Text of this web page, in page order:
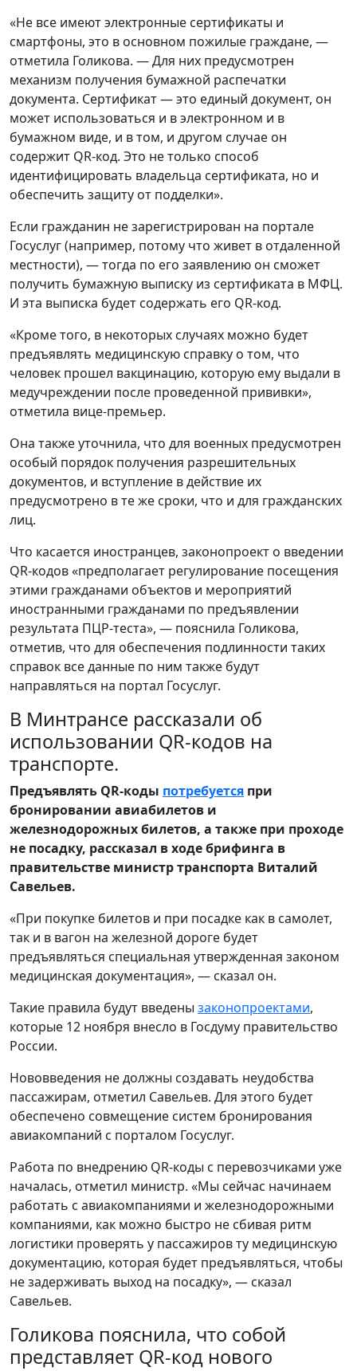
«Не все имеют электронные сертификаты и
смартфоны, это в основном пожилые граждане, —
отметила Голикова. — Для них предусмотрен
механизм получения бумажной распечатки
документа. Сертификат — это единый документ, он
может использоваться и в электронном и в
бумажном виде, и в том, и другом случае он
содержит QR-код. Это не только способ
идентифицировать владельца сертификата, но и
обеспечить защиту от подделки».
Если гражданин не зарегистрирован на портале
Госуслуг (например, потому что живет в отдаленной
местности), — тогда по его заявлению он сможет
получить бумажную выписку из сертификата в МФЦ.
И эта выписка будет содержать его QR-код.
«Кроме того, в некоторых случаях можно будет
предъявлять медицинскую справку о том, что
человек прошел вакцинацию, которую ему выдали в
медучреждении после проведенной прививки»,
отметила вице-премьер.
Она также уточнила, что для военных предусмотрен
особый порядок получения разрешительных
документов, и вступление в действие их
предусмотрено в те же сроки, что и для гражданских
лиц.
Что касается иностранцев, законопроект о введении
QR-кодов «предполагает регулирование посещения
этими гражданами объектов и мероприятий
иностранными гражданами по предъявлении
результата ПЦР-теста», — пояснила Голикова,
отметив, что для обеспечения подлинности таких
справок все данные по ним также будут
направляться на портал Госуслуг.
В Минтрансе рассказали об
использовании QR-кодов на
транспорте.
Предъявлять QR-коды потребуется при
бронировании авиабилетов и
железнодорожных билетов, а также при проходе
не посадку, рассказал в ходе брифинга в
правительстве министр транспорта Виталий
Савельев.
«При покупке билетов и при посадке как в самолет,
так и в вагон на железной дороге будет
предъявляться специальная утвержденная законом
медицинская документация», — сказал он.
Такие правила будут введены законопроектами,
которые 12 ноября внесло в Госдуму правительство
России.
Нововведения не должны создавать неудобства
пассажирам, отметил Савельев. Для этого будет
обеспечено совмещение систем бронирования
авиакомпаний с порталом Госуслуг.
Работа по внедрению QR-коды с перевозчиками уже
началась, отметил министр. «Мы сейчас начинаем
работать с авиакомпаниями и железнодорожными
компаниями, как можно быстро не сбивая ритм
логистики проверять у пассажиров ту медицинскую
документацию, которая будет предъявляться, чтобы
не задерживать выход на посадку», — сказал
Савельев.
Голикова пояснила, что собой
представляет QR-код нового